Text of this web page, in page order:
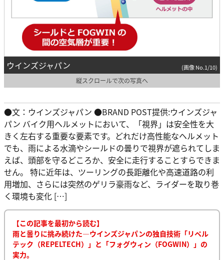
ウインズジャパン (画像 No.1/10)
縦スクロールで次の写真へ
●文：ウインズジャパン ●BRAND POST提供:ウインズジャ
パン バイク用ヘルメットにおいて、「視界」は安全性を大
きく左右する重要な要素です。どれだけ高性能なヘルメット
でも、雨による水滴やシールドの曇りで視界が遮られてしま
えば、頭部を守るどころか、安全に走行することすらできま
せん。 特に近年は、ツーリングの長距離化や高速道路の利
用増加、さらには突然のゲリラ豪雨など、ライダーを取り巻
く環境も変化 […]
【この記事を最初から読む】
雨と曇りに挑み続けた―ウインズジャパンの独自技術「リペル
テック（REPELTECH）」と「フォグウィン（FOGWIN）」の
実力。